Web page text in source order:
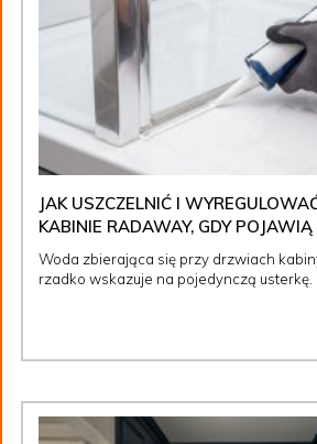
JAK USZCZELNIĆ I
KABINIE RADAWAY, GDY POJAWIĄ
Woda zbierająca się przy drzwiach
rzadko wskazuje na pojedynczą usterkę.